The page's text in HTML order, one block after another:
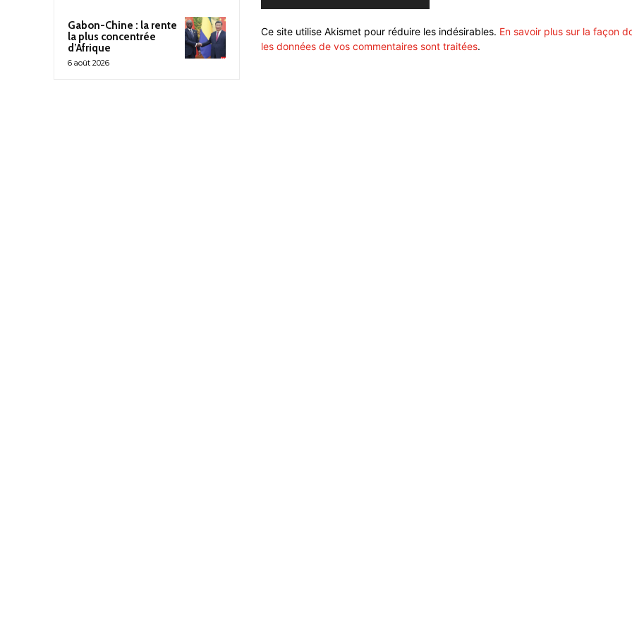
Gabon-Chine : la rente
la plus concentrée
d’Afrique
6 août 2026
Ce site utilise Akismet pour réduire les indésirables. En savoir plus sur la façon
les données de vos commentaires sont traitées.